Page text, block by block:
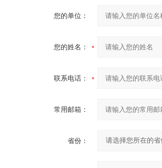
您的单位：
您的姓名：
联系电话：
常用邮箱：
省份：